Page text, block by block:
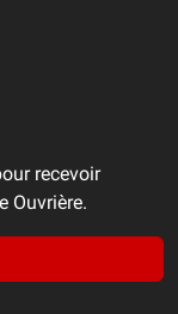
recevoir
Ouvrière.